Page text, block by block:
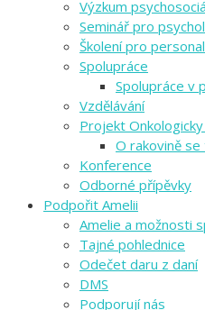
Výzkum
Seminář pro
Školení pro
Spolupráce
Spolupráce v
Vzdělávání
Projekt
O rakovině
Konference
Odborné přípěvky
Podpořit Amelii
Amelie a možnosti
Tajné pohlednice
Odečet daru z daní
DMS
Podporují nás